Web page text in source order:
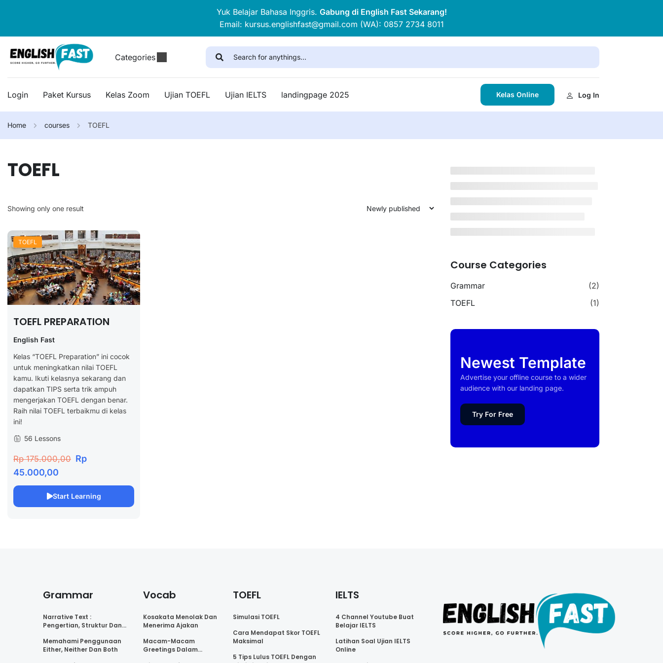
Yuk Belajar Bahasa Inggris. Gabung di English Fast Sekarang!
Email: kursus.englishfast@gmail.com (WA): 0857 2734 8011
Categories
Login Paket Kursus Kelas Zoom Ujian TOEFL Ujian IELTS landingpage 2025 Kelas Online Log In
Home courses TOEFL
TOEFL
Showing only one result
TOEFL
TOEFL PREPARATION
English Fast
Kelas “TOEFL Preparation” ini cocok
untuk meningkatkan nilai TOEFL
kamu. Ikuti kelasnya sekarang dan
dapatkan TIPS serta trik ampuh
mengerjakan TOEFL dengan benar.
Raih nilai TOEFL terbaikmu di kelas
ini!
56 Lessons
Rp 175.000,00 Rp
45.000,00
Start Learning
Course Categories
Grammar
(2)
TOEFL
(1)
Newest Template
Advertise your offline course to a wider
audience with our landing page.
Try For Free
Grammar
Narrative Text :
Pengertian, Struktur Dan
Memahami Penggunaan
Either, Neither Dan Both
Vocab
Kosakata Menolak Dan
Menerima Ajakan
Macam-Macam
Greetings Dalam
TOEFL
Simulasi TOEFL
Cara Mendapat Skor TOEFL
Maksimal
5 Tips Lulus TOEFL Dengan
IELTS
4 Channel Youtube Buat
Belajar IELTS
Latihan Soal Ujian IELTS
Online